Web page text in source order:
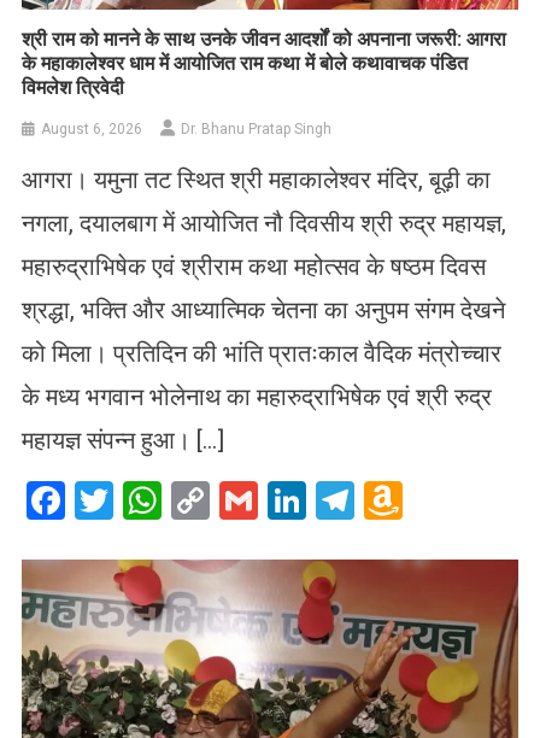
​श्री राम को मानने के साथ उनके जीवन आदर्शों को अपनाना जरूरी: आगरा
के महाकालेश्वर धाम में आयोजित राम कथा में बोले कथावाचक पंडित
विमलेश त्रिवेदी
August 6, 2026 Dr. Bhanu Pratap Singh
आगरा। यमुना तट स्थित श्री महाकालेश्वर मंदिर, बूढ़ी का
नगला, दयालबाग में आयोजित नौ दिवसीय श्री रुद्र महायज्ञ,
महारुद्राभिषेक एवं श्रीराम कथा महोत्सव के षष्ठम दिवस
श्रद्धा, भक्ति और आध्यात्मिक चेतना का अनुपम संगम देखने
को मिला। प्रतिदिन की भांति प्रातःकाल वैदिक मंत्रोच्चार
के मध्य भगवान भोलेनाथ का महारुद्राभिषेक एवं श्री रुद्र
महायज्ञ संपन्न हुआ। […]
Facebook
Twitter
WhatsApp
CopyGmailLinkedIn
Telegram
List